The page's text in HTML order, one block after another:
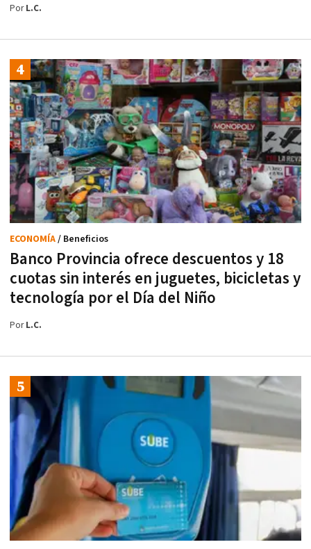
PorL.C.
Banco Provincia ofrece descuentos y 18
cuotas sin interés en juguetes, bicicletas y
tecnología por el Día del Niño
ECONOMÍA/ Beneficios
PorL.C.